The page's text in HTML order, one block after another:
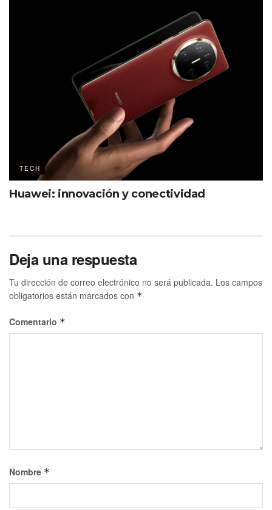
TECH
Huawei: innovación y conectividad
Deja una respuesta
Tu dirección de correo electrónico no será publicada. Los campos
obligatorios están marcados con *
Comentario *
Nombre *